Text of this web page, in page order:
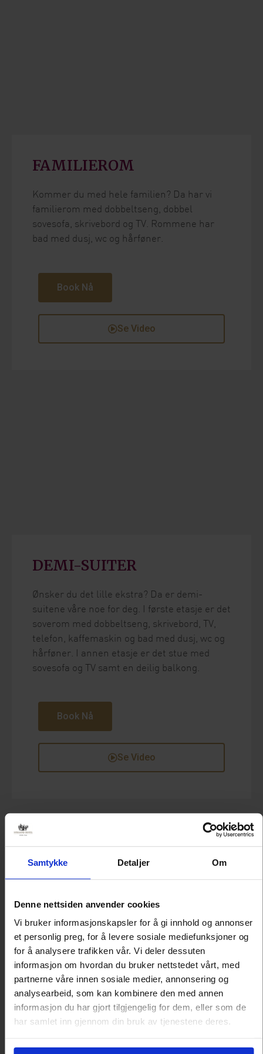
Samtykke Detaljer Om
Denne nettsiden anvender cookies
Vi bruker informasjonskapsler for å gi innhold og annonser
et personlig preg, for å levere sosiale mediefunksjoner og
for å analysere trafikken vår. Vi deler dessuten
informasjon om hvordan du bruker nettstedet vårt, med
partnerne våre innen sosiale medier, annonsering og
analysearbeid, som kan kombinere den med annen
informasjon du har gjort tilgjengelig for dem, eller som de
har samlet inn gjennom din bruk av tjenestene deres.
FAMILIEROM
Kommer du med hele familien? Da har vi
familierom med dobbeltseng, dobbel
sovesofa, skrivebord og TV. Rommene har
bad med dusj, wc og hårføner.
Book Nå
Se Video
DEMI-SUITER
Ønsker du det lille ekstra? Da er demi-
suitene våre noe for deg. I første etasje er det
soverom med dobbeltseng, skrivebord, TV,
telefon, kaffemaskin og bad med dusj, wc og
hårføner. I annen etasje er det stue med
sovesofa og TV samt en deilig balkong.
Book Nå
Se Video
HANDICAPROM
Ønsker du et rom med ekstra god